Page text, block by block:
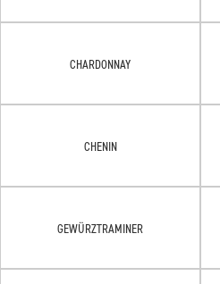
CHARDONNAY
CHENIN
GEWÜRZTRAMINER